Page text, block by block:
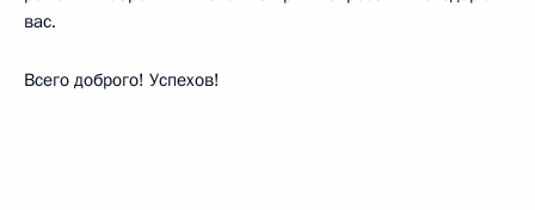
вас.
Всего доброго! Успехов!